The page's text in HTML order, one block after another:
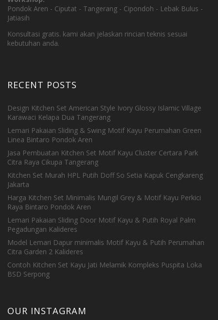
Pondok Aren - Ciputat - Tangerang - Cipondoh - Lebak Bulus -
Jatiasih
Konsultasi gratis. kami akan jelaskan rincian teknis sesuai
kebutuhan anda.
RECENT POSTS
Design Kitchen Set American Style Ivory Glossy Islamic Village
Karawaci Kelapa Dua Tangerang
Lemari Pakaian Sliding & Swing Motif Kayu Perumahan Green
Linea Bintaro Pondok Aren
Jasa Pembuatan Kitchen Set Motif Kayu Cluster Certara Park
Citra Raya Cikupa Tangerang
Kitchen Set Murah HPL Putih Doff So Setia Kapuk Cengkareng
Jakarta
Harga Kitchen Set Minimalis Mungil Grey & Motif Kayu Perkici
Raya Bintaro Pondok Aren
Lemari Pakaian Sliding Door Motif Kayu & Putih Royal Palm
Pegadungan Kalideres
Model Lemari Dapur minimalis Motif Kayu & Putih Perumahan
Citra Garden 2 Kalideres
Contoh Kitchen Set Kayu Jati Melamik Kompleks Puspita Loka
BSD Serpong
OUR INSTAGRAM